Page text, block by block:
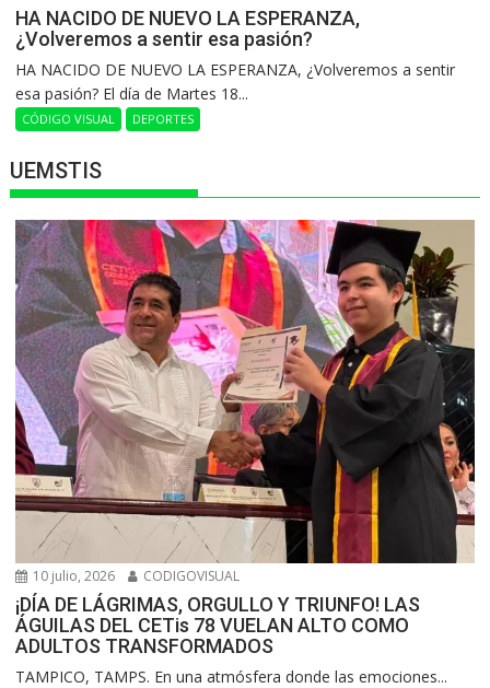
HA NACIDO DE NUEVO LA ESPERANZA,
¿Volveremos a sentir esa pasión?
HA NACIDO DE NUEVO LA ESPERANZA, ¿Volveremos a sentir
esa pasión? El día de Martes 18...
CÓDIGO VISUAL DEPORTES
UEMSTIS
10 julio, 2026 CODIGOVISUAL
¡DÍA DE LÁGRIMAS, ORGULLO Y TRIUNFO! LAS
ÁGUILAS DEL CETis 78 VUELAN ALTO COMO
ADULTOS TRANSFORMADOS
​TAMPICO, TAMPS. En una atmósfera donde las emociones...